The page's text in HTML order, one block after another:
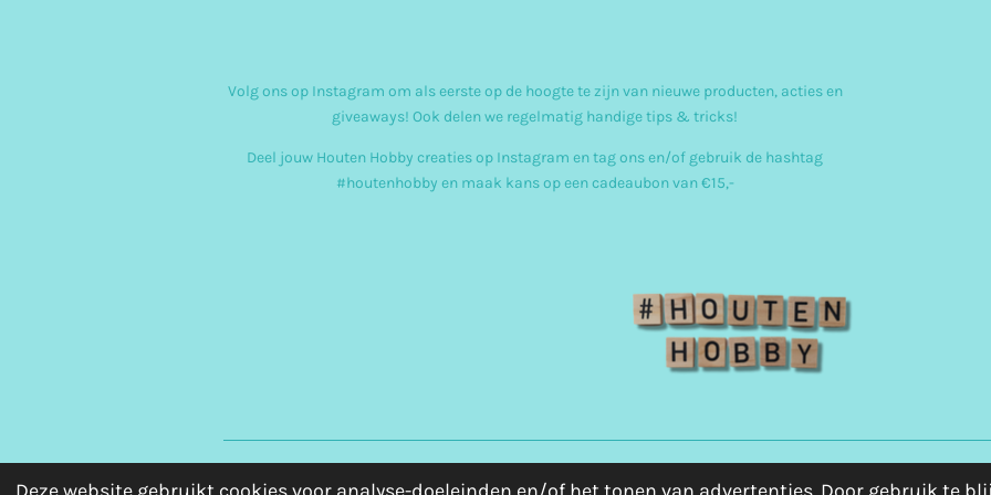
t
g
Volg ons op Instagram om als eerste op de hoogte te zijn van nieuwe producten, acties en
giveaways! Ook delen we regelmatig handige tips & tricks!
Deel jouw Houten Hobby creaties op Instagram en tag ons en/of gebruik de hashtag
#houtenhobby en maak kans op een cadeaubon van €15,-